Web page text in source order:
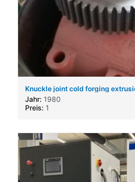
Knuckle joint cold forging
& ALBRECHT KKPRF 630/900/260
Jahr: 1980
Preis: 1